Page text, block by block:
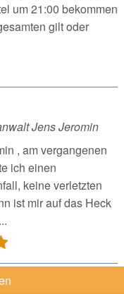
um 21:00 bekommen
gilt oder
Jens Jeromin
, am vergangenen
ich einen
keine verletzten
ist mir auf das Heck
18.12.17 um 12.45